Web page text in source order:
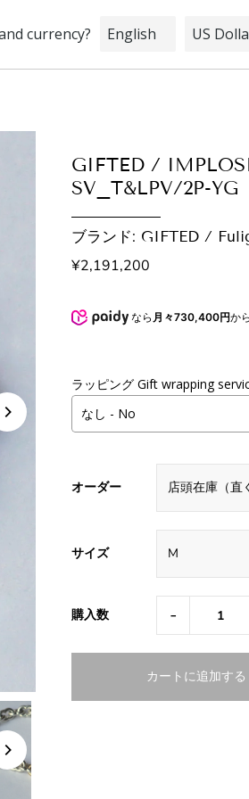
GIFTED /
SV_T&LPV/2P-YG
ブランド: GIFTED /
¥2,191,200
なら 月々730,400円か
ラッピング Gift wrapping
オーダー
サイズ
購入数 -